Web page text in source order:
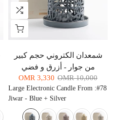
شمعدان الكتروني حجم كبير
من جوار - أزرق و فضي
10,000 OMR
3,330 OMR
#78
:
Large Electronic Candle From
Jiwar - Blue + Silver